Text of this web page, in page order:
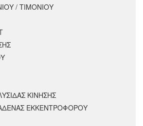
/ ΤΙΜΟΝΙΟΥ
ΚΙΝΗΣΗΣ
ΕΚΚΕΝΤΡΟΦΟΡΟΥ